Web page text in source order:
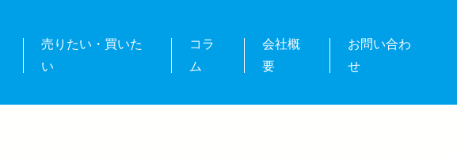
売りたい・買いた
い
コラ
ム
会社概
要
お問い合わ
せ